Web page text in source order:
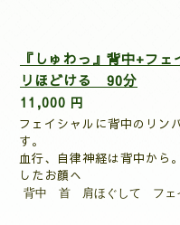
『しゅわっ』背中+フ
リほどける 90分
11,000 円
フェイシャルに背中のリン
す。
血行、自律神経は背中から
したお顔へ
背中 首 肩ほぐして フェ